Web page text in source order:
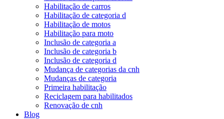
Habilitação de carros
Habilitação de categoria d
Habilitação de motos
Habilitação para moto
Inclusão de categoria a
Inclusão de categoria b
Inclusão de categoria d
Mudança de categorias da cnh
Mudanças de categoria
Primeira habilitação
Reciclagem para habilitados
Renovação de cnh
Blog